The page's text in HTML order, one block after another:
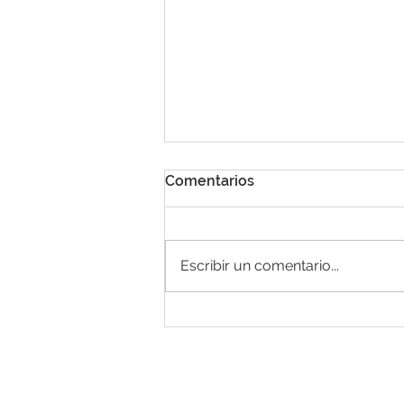
Comentarios
Escribir un comentario...